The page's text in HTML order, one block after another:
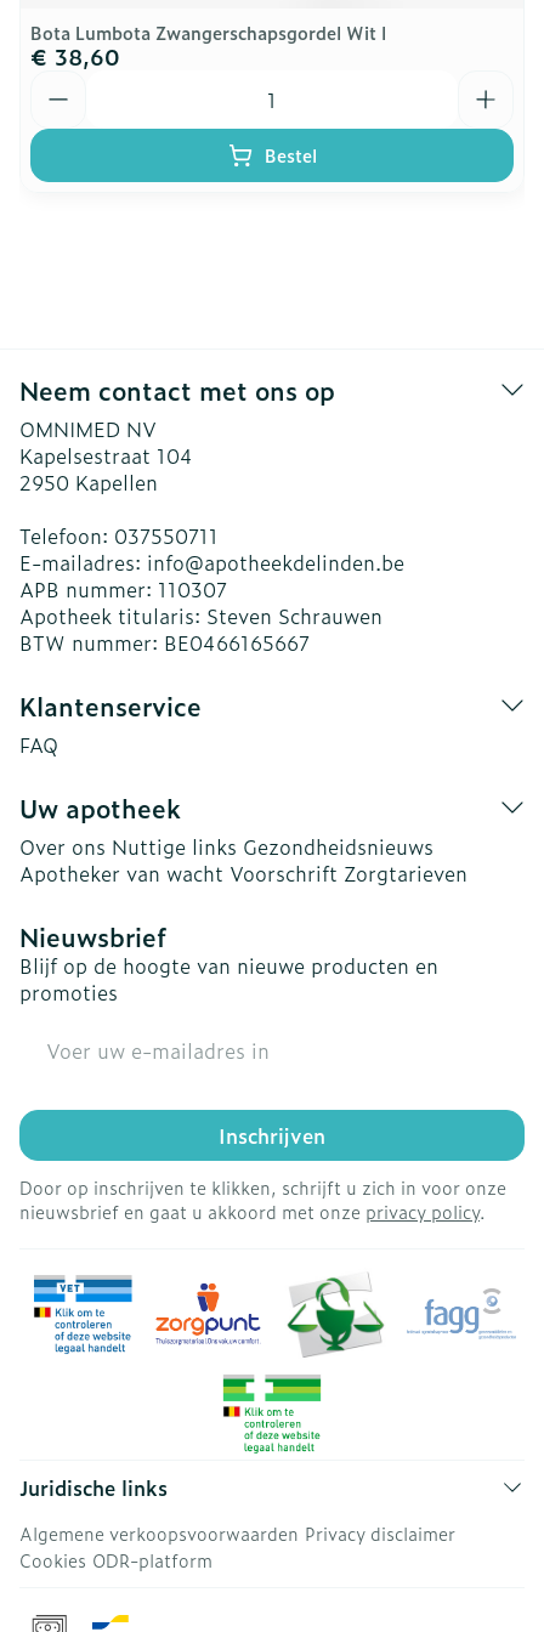
Bota Lumbota Zwangerschapsgordel Wit l
€ 38,60
Bestel
Neem contact met ons op
OMNIMED NV
Kapelsestraat 104
2950 Kapellen
Telefoon: 037550711
E-mailadres: info@apotheekdelinden.be
APB nummer: 110307
Apotheek titularis: Steven Schrauwen
BTW nummer: BE0466165667
Klantenservice
FAQ
Uw apotheek
Over ons Nuttige links Gezondheidsnieuws
Apotheker van wacht Voorschrift Zorgtarieven
Nieuwsbrief
Blijf op de hoogte van nieuwe producten en
promoties
Inschrijven
Door op inschrijven te klikken, schrijft u zich in voor onze
nieuwsbrief en gaat u akkoord met onze privacy policy.
Juridische links
Algemene verkoopsvoorwaarden Privacy disclaimer
Cookies ODR-platform